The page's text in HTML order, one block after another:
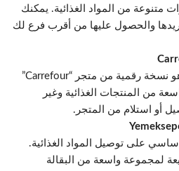
متنوعة من المواد الغذائية. يمكنك
تريدها والحصول عليها من أقرب فرع لك
تطبيق “Carrefoursa” هو نسخة رقمية من متجر “Carrefour”
من المنتجات الغذائية وغير
أو استلام من المتجر.
على توصيل المواد الغذائية.
لمجموعة واسعة من البقالة